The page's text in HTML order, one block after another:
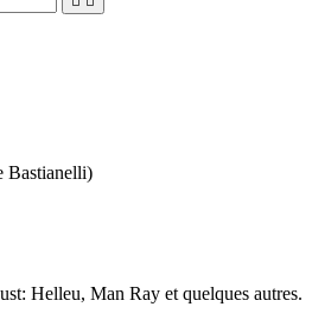
Bastianelli)
Helleu, Man Ray et quelques autres.